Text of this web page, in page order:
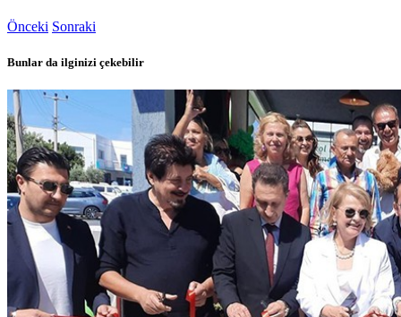
Önceki Sonraki
Bunlar da ilginizi çekebilir